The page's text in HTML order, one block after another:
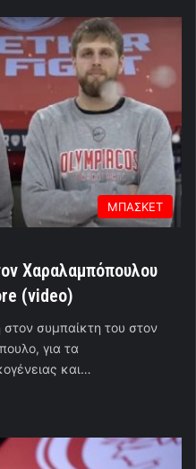
ΜΠΑΣΚΕΤ
Χαραλαμπόπουλου
(video)
συμπαίκτη του στον
για τα
και…